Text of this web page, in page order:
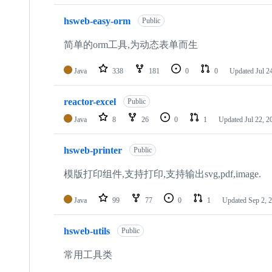
hsweb-easy-orm Public
简单的orm工具,为动态表单而生
Java 338 181 0 0 Updated Jul
reactor-excel Public
Java 8 26 0 1 Updated Jul 22,
hsweb-printer Public
模版打印组件,支持打印,支持输出svg,pdf,image.
Java 99 77 0 1 Updated Sep 2,
hsweb-utils Public
常用工具类